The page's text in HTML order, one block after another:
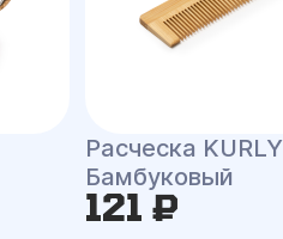
Расческа
Бамбуковый
121 ₽